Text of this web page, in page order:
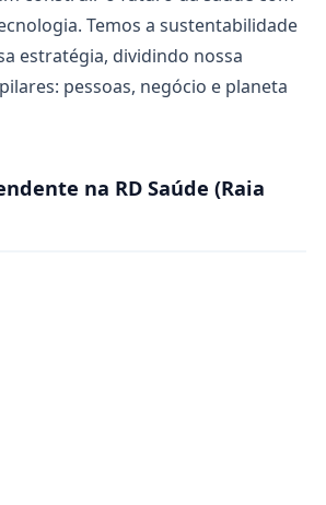
Temos a sustentabilidade
estratégia, dividindo nossa
pessoas, negócio e planeta
na RD Saúde (Raia